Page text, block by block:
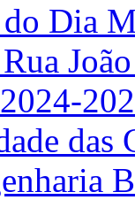
Dia